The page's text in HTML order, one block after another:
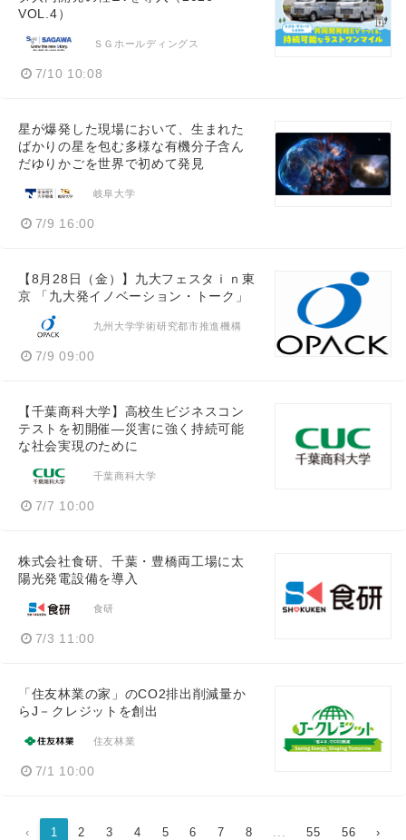
VOL.4）
ＳＧホールディングス
7/10 10:08
星が爆発した現場において、生まれた
ばかりの星を包む多様な有機分子含ん
だゆりかごを世界で初めて発見
岐阜大学
7/9 16:00
【8月28日（金）】九大フェスタｉｎ東
京 「九大発イノベーション・トーク」
九州大学学術研究都市推進機構
7/9 09:00
【千葉商科大学】高校生ビジネスコン
テストを初開催―災害に強く持続可能
な社会実現のために
千葉商科大学
7/7 10:00
株式会社食研、千葉・豊橋両工場に太
陽光発電設備を導入
食研
7/3 11:00
「住友林業の家」のCO2排出削減量か
らJ－クレジットを創出
住友林業
7/1 10:00
‹ 1 2 3 4 5 6 7 8 ... 55 56 ›